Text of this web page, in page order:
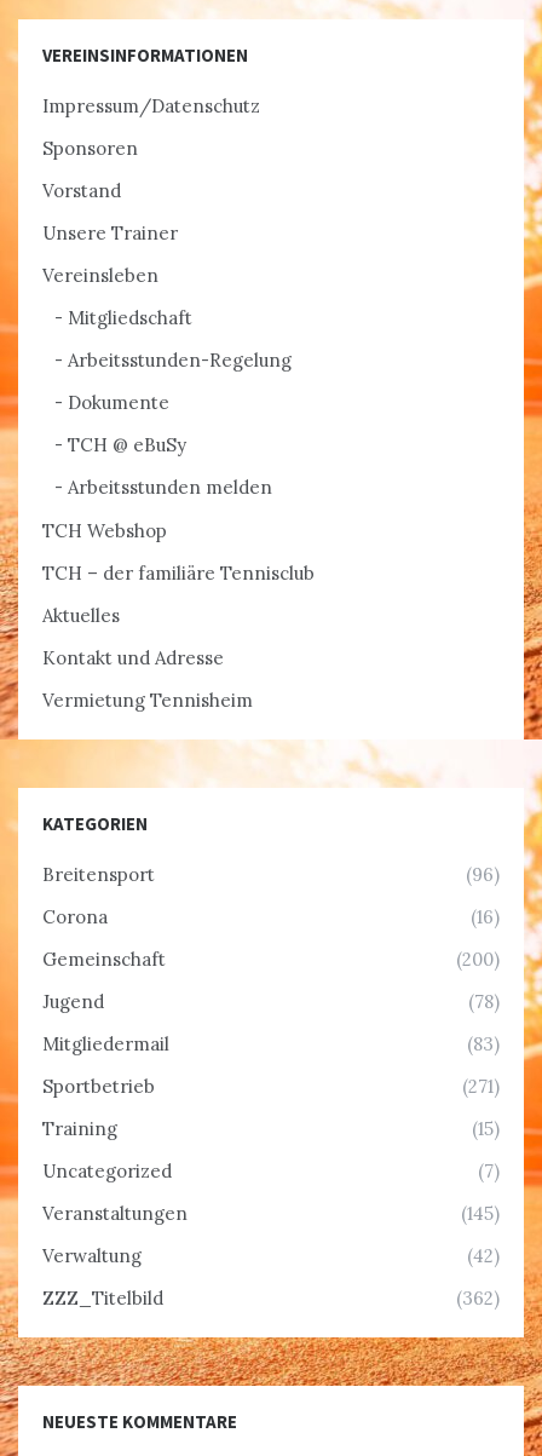
VEREINSINFORMATIONEN
Impressum/Datenschutz
Sponsoren
Vorstand
Unsere Trainer
Vereinsleben
Mitgliedschaft
Arbeitsstunden-Regelung
Dokumente
TCH @ eBuSy
Arbeitsstunden melden
TCH Webshop
TCH – der familiäre Tennisclub
Aktuelles
Kontakt und Adresse
Vermietung Tennisheim
KATEGORIEN
Breitensport
(96)
Corona
(16)
Gemeinschaft
(200)
Jugend
(78)
Mitgliedermail
(83)
Sportbetrieb
(271)
Training
(15)
Uncategorized
(7)
Veranstaltungen
(145)
Verwaltung
(42)
ZZZ_Titelbild
(362)
NEUESTE KOMMENTARE